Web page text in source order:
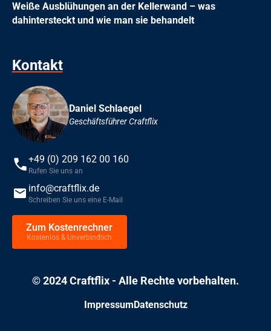
Weiße Ausblühungen an der Kellerwand – was
dahintersteckt und wie man sie behandelt
Kontakt
Daniel Schlaegel
Geschäftsführer Craftflix
+49 (0) 209 162 00 160
Rufen Sie uns an
info@craftflix.de
Schreiben Sie uns eine E-Mail
Zum Kostenrechner
Kostenlos & Unverbindlich
© 2024 Craftflix - Alle Rechte vorbehalten.
Impressum Datenschutz